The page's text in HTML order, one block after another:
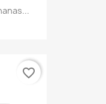
favorite_border